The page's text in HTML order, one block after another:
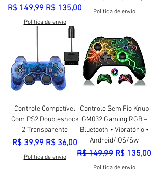
Preço normal
R$ 149,99 Preço promocional
R$ 135,00
Politica de envio
Politica de envio
Controle Compatível
Com PS2 Doubleshock
2 Transparente
Preço normal
R$ 39,99 Preço promocional
R$ 36,00
Politica de envio
Controle Sem Fio Knup
GM032 Gaming RGB –
Bluetooth • Vibratório •
Android/iOS/Sw
Preço normal
R$ 149,99 Preço
R$ 135,00
Politica de envio